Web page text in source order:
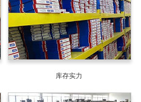
库存实力